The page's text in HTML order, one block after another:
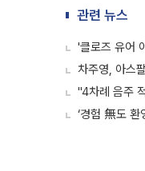
관련 뉴스
'클로즈 유어
차주영, 아스
"4차례 음주
‘경험 無도 환